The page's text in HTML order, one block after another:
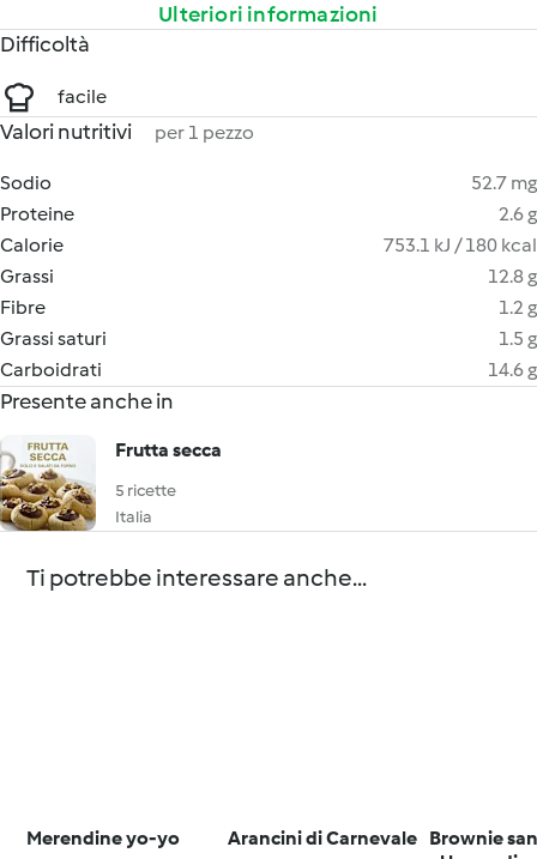
Ulteriori informazioni
Difficoltà
facile
Valori nutritivi per 1 pezzo
Sodio
52.7 mg
Proteine
2.6 g
Calorie
753.1 kJ / 180 kcal
Grassi
12.8 g
Fibre
1.2 g
Grassi saturi
1.5 g
Carboidrati
14.6 g
Presente anche in
Frutta secca
5 ricette
Italia
Ti potrebbe interessare anche...
Merendine yo-yo Arancini di Carnevale Brownie